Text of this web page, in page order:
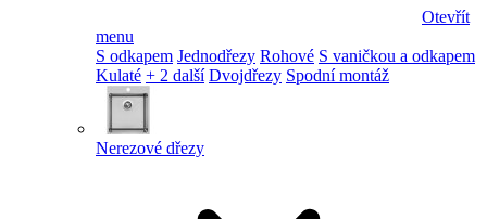
Otevřít
menu
S odkapem Jednodřezy Rohové S vaničkou a odkapem
Kulaté + 2 další Dvojdřezy Spodní montáž
Nerezové dřezy